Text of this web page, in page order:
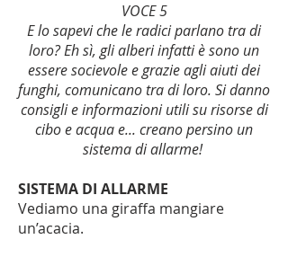
VOCE 5
E lo sapevi che le radici parlano tra di
loro? Eh sì, gli alberi infatti è sono un
essere socievole e grazie agli aiuti dei
funghi, comunicano tra di loro. Si danno
consigli e informazioni utili su risorse di
cibo e acqua e... creano persino un
sistema di allarme!
SISTEMA DI ALLARME
Vediamo una giraffa mangiare
un’acacia.